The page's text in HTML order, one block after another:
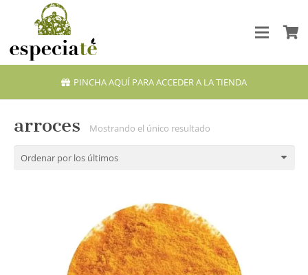
PINCHA AQUÍ PARA ACCEDER A LA TIENDA
arroces Mostrando el único resultado